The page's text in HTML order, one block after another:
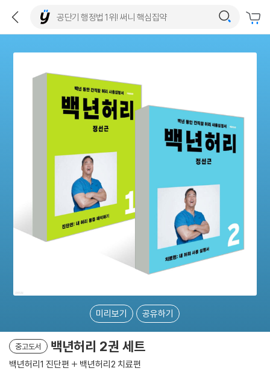
미리보기 공유하기
중고도서 백년허리 2권 세트
백년허리1 진단편 + 백년허리2 치료편